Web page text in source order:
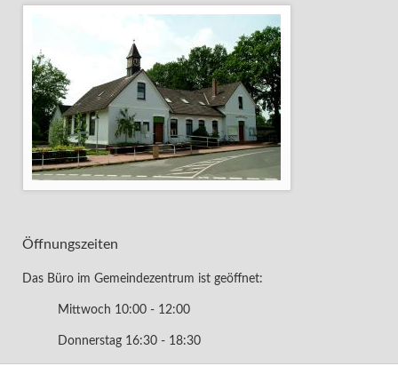
Öffnungszeiten
Das Büro im Gemeindezentrum ist geöffnet:
Mittwoch 10:00 - 12:00
Donnerstag 16:30 - 18:30